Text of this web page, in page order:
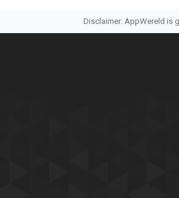
Disclaimer: AppWereld is